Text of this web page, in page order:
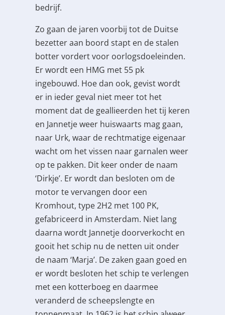
bedrijf.
Zo gaan de jaren voorbij tot de Duitse
bezetter aan boord stapt en de stalen
botter vordert voor oorlogsdoeleinden.
Er wordt een HMG met 55 pk
ingebouwd. Hoe dan ook, gevist wordt
er in ieder geval niet meer tot het
moment dat de geallieerden het tij keren
en Jannetje weer huiswaarts mag gaan,
naar Urk, waar de rechtmatige eigenaar
wacht om het vissen naar garnalen weer
op te pakken. Dit keer onder de naam
‘Dirkje’. Er wordt dan besloten om de
motor te vervangen door een
Kromhout, type 2H2 met 100 PK,
gefabriceerd in Amsterdam. Niet lang
daarna wordt Jannetje doorverkocht en
gooit het schip nu de netten uit onder
de naam ‘Marja’. De zaken gaan goed en
er wordt besloten het schip te verlengen
met een kotterboeg en daarmee
veranderd de scheepslengte en